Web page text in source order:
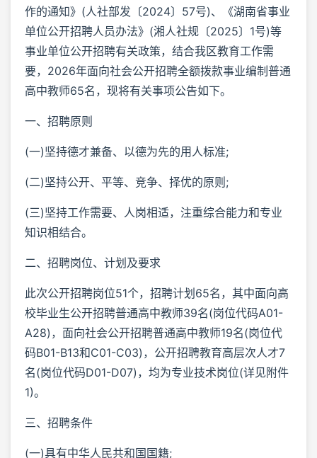
作的通知》(人社部发〔2024〕57号)、《湖南省事业
单位公开招聘人员办法》(湘人社规〔2025〕1号)等
事业单位公开招聘有关政策，结合我区教育工作需
要，2026年面向社会公开招聘全额拨款事业编制普通
高中教师65名，现将有关事项公告如下。
一、招聘原则
(一)坚持德才兼备、以德为先的用人标准;
(二)坚持公开、平等、竞争、择优的原则;
(三)坚持工作需要、人岗相适，注重综合能力和专业
知识相结合。
二、招聘岗位、计划及要求
此次公开招聘岗位51个，招聘计划65名，其中面向高
校毕业生公开招聘普通高中教师39名(岗位代码A01-
A28)，面向社会公开招聘普通高中教师19名(岗位代
码B01-B13和C01-C03)，公开招聘教育高层次人才7
名(岗位代码D01-D07)，均为专业技术岗位(详见附件
1)。
三、招聘条件
(一)具有中华人民共和国国籍;